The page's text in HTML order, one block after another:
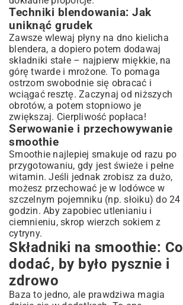
Techniki blendowania: Jak
uniknąć grudek
Zawsze wlewaj płyny na dno kielicha
blendera, a dopiero potem dodawaj
składniki stałe – najpierw miękkie, na
górę twarde i mrożone. To pomaga
ostrzom swobodnie się obracać i
wciągać resztę. Zaczynaj od niższych
obrotów, a potem stopniowo je
zwiększaj. Cierpliwość popłaca!
Serwowanie i przechowywanie
smoothie
Smoothie najlepiej smakuje od razu po
przygotowaniu, gdy jest świeże i pełne
witamin. Jeśli jednak zrobisz za dużo,
możesz przechować je w lodówce w
szczelnym pojemniku (np. słoiku) do 24
godzin. Aby zapobiec utlenianiu i
ciemnieniu, skrop wierzch sokiem z
cytryny.
Składniki na smoothie: Co
dodać, by było pysznie i
zdrowo
Baza to jedno, ale prawdziwa magia